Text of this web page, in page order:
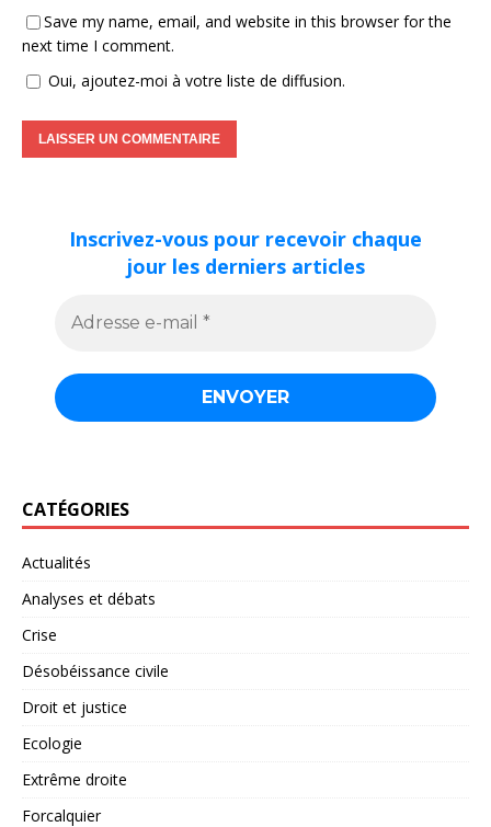
Save my name, email, and website in this browser for the
next time I comment.
Oui, ajoutez-moi à votre liste de diffusion.
Inscrivez-vous pour recevoir chaque
jour les derniers articles
CATÉGORIES
Actualités
Analyses et débats
Crise
Désobéissance civile
Droit et justice
Ecologie
Extrême droite
Forcalquier